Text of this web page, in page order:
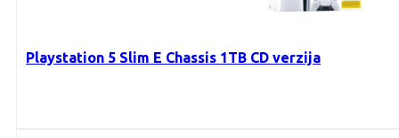
Playstation 5 Slim E Chassis 1TB CD verzija